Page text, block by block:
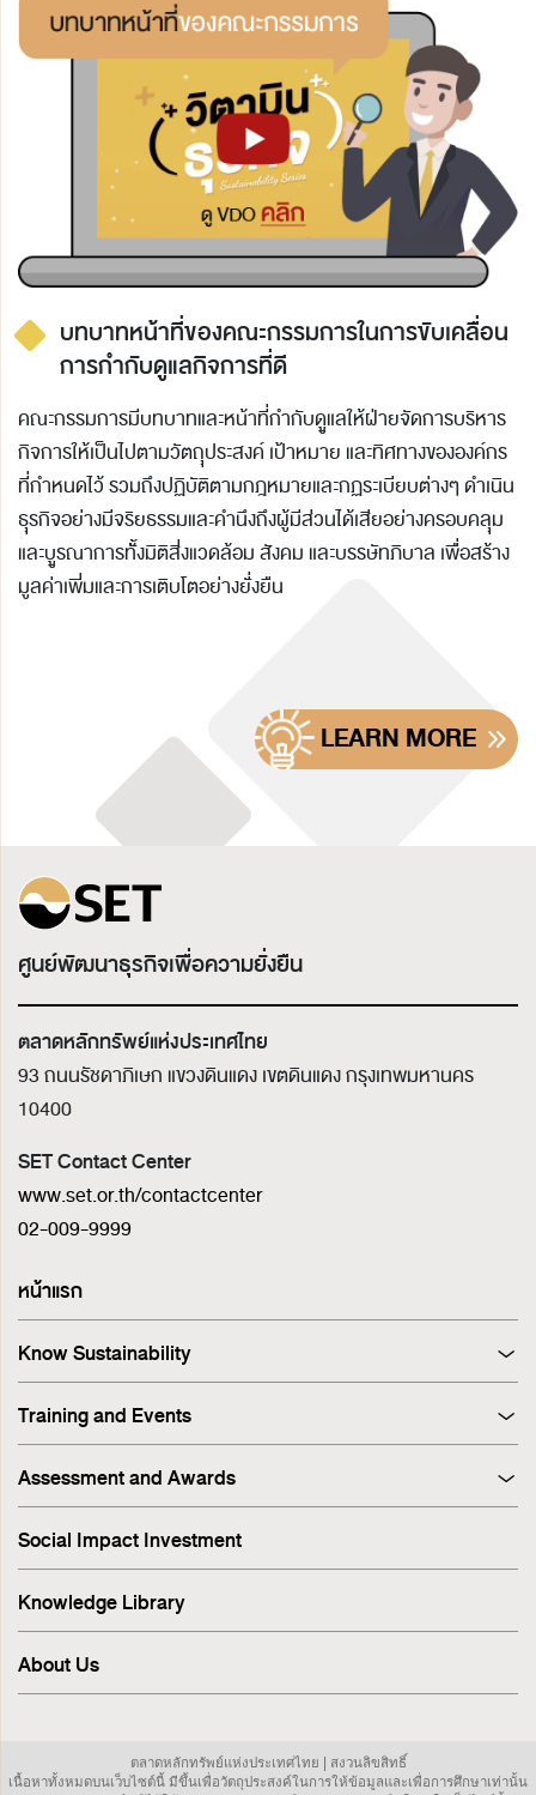
บทบาทหน้าที่ของคณะกรรมการในการขับเคลื่อน
การกำกับดูแลกิจการที่ดี
คณะกรรมการมีบทบาทและหน้าที่กำกับดููแลให้ฝ่ายจัดการบริหาร
กิจการให้เป็นไปตามวัตถุุประสงค์ เป้าหมาย และทิศทางขององค์กร
ที่กำหนดไว้ รวมถึงปฏิบัติตามกฎหมายและกฏระเบียบต่างๆ ดำเนิน
ธุุรกิจอย่างมีจริยธรรมและคำนึงถึงผู้มีส่วนได้เสียอย่างครอบคลุุม
และบููรณาการทั้้งมิติสิ่่งแวดล้อม สังคม และบรรษัทภิบาล เพื่่อสร้าง
มูลค่าเพิ่่มและการเติบโตอย่างยั่่งยืน
LEARN MORE
ศูนย์พัฒนาธุรกิจเพื่อความยั่งยืน
ตลาดหลักทรัพย์แห่งประเทศไทย
93 ถนนรัชดาภิเษก แขวงดินแดง เขตดินแดงกรุงเทพมหานคร
10400
SET Contact Center
www.set.or.th/contactcenter
02-009-9999
หน้าแรก
Know Sustainability
Sustainability at A Glance
Principles and Guidelines
Corporate Governance
Sustainability Management Process
Stakeholder Engagement & Materiality Analysis
ESG Risk
Sustainable Supply Chain
Environment
Innovation
Sustainability Disclosure & Reporting
Training and Events
Training
Events
Assessment and Awards
Corporate Governance Report (CGR)
SET ESG Ratings
FTSE Russell ESG Scores
ASEAN Corporate Governance Scorecard
Sustainability Index
Sustainability Awards
IR Awards
Social Impact Investment
Knowledge Library
About Us
ตลาดหลักทรัพย์แห่งประเทศไทย | สงวนลิขสิทธิ์
เนื้อหาทั้งหมดบนเว็บไซต์นี้ มีขึ้นเพื่อวัตถุประสงค์ในการให้ข้อมูลและเพื่อการศึกษาเท่านั้น